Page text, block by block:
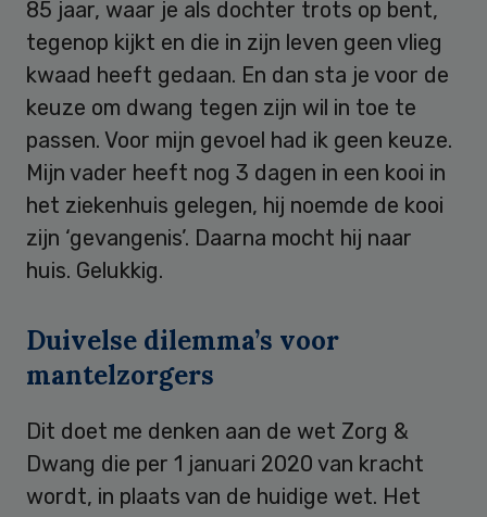
85 jaar, waar je als dochter trots op bent,
tegenop kijkt en die in zijn leven geen vlieg
kwaad heeft gedaan. En dan sta je voor de
keuze om dwang tegen zijn wil in toe te
passen. Voor mijn gevoel had ik geen keuze.
Mijn vader heeft nog 3 dagen in een kooi in
het ziekenhuis gelegen, hij noemde de kooi
zijn ‘gevangenis’. Daarna mocht hij naar
huis. Gelukkig.
Duivelse dilemma’s voor
mantelzorgers
Dit doet me denken aan de wet Zorg &
Dwang die per 1 januari 2020 van kracht
wordt, in plaats van de huidige wet. Het